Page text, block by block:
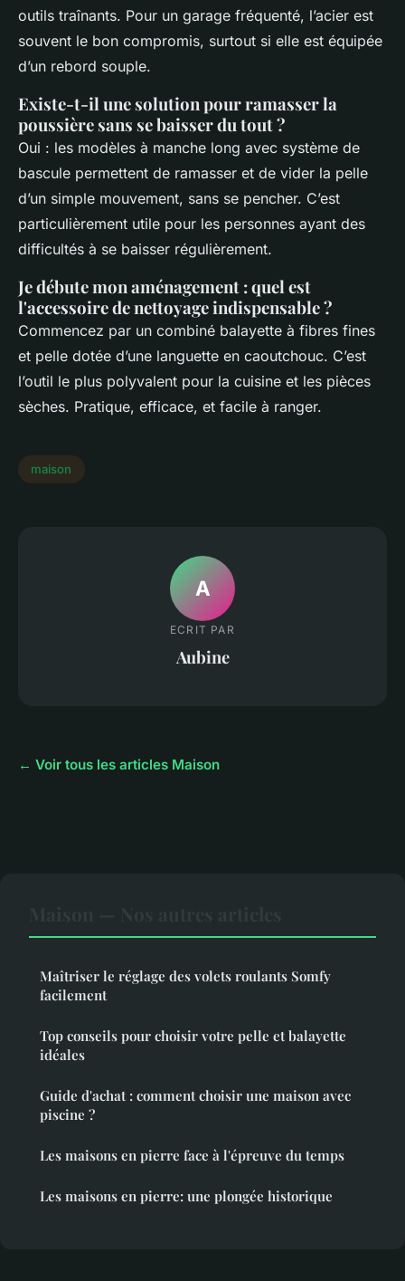
outils traînants. Pour un garage fréquenté, l’acier est
souvent le bon compromis, surtout si elle est équipée
d’un rebord souple.
Existe-t-il une solution pour ramasser la
poussière sans se baisser du tout ?
Oui : les modèles à manche long avec système de
bascule permettent de ramasser et de vider la pelle
d’un simple mouvement, sans se pencher. C’est
particulièrement utile pour les personnes ayant des
difficultés à se baisser régulièrement.
Je débute mon aménagement : quel est
l'accessoire de nettoyage indispensable ?
Commencez par un combiné balayette à fibres fines
et pelle dotée d’une languette en caoutchouc. C’est
l’outil le plus polyvalent pour la cuisine et les pièces
sèches. Pratique, efficace, et facile à ranger.
maison
A
ECRIT PAR
Aubine
← Voir tous les articles Maison
Maîtriser le réglage des volets roulants Somfy
facilement
Top conseils pour choisir votre pelle et balayette
idéales
Guide d'achat : comment choisir une maison avec
piscine ?
Les maisons en pierre face à l'épreuve du temps
Les maisons en pierre: une plongée historique